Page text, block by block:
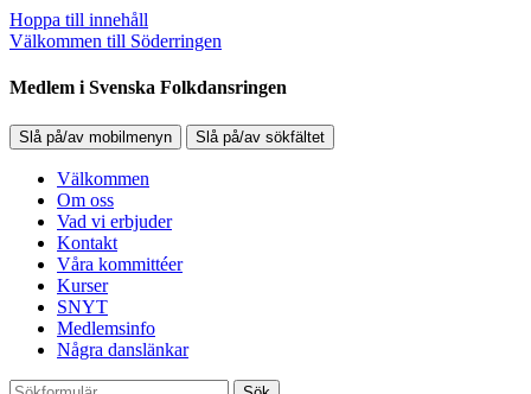
Hoppa till innehåll
Välkommen till Söderringen
Medlem i Svenska Folkdansringen
Slå på/av mobilmenyn Slå på/av sökfältet
Välkommen
Om oss
Vad vi erbjuder
Kontakt
Våra kommittéer
Kurser
SNYT
Medlemsinfo
Några danslänkar